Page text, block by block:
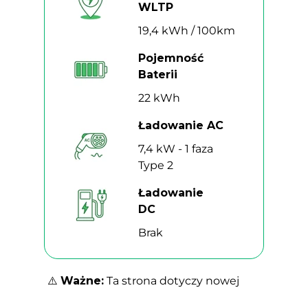
⚠️ Ważne: Ta strona dotyczy nowej
Brak
Ładowanie
DC
7,4 kW - 1 faza
Type 2
Ładowanie AC
22 kWh
Pojemność
Baterii
19,4 kWh / 100km
WLTP